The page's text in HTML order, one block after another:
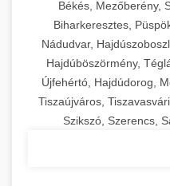
Békés, Mezőberény,
Biharkeresztes,
Nádudvar,
Hajdúböszörmény,
Újfehértó, Hajdúdorog,
Tiszaújváros,
Szikszó, Szerencs,